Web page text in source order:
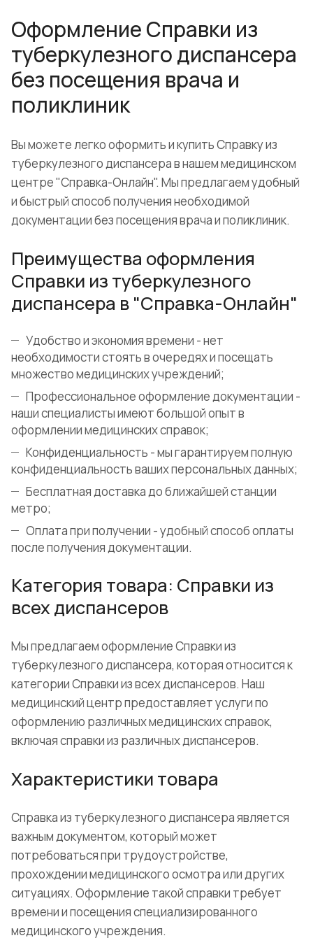
Оформление Справки из
туберкулезного диспансера
без посещения врача и
поликлиник
Вы можете легко оформить и купить Справку из
туберкулезного диспансера в нашем медицинском
центре "Справка-Онлайн". Мы предлагаем удобный
и быстрый способ получения необходимой
документации без посещения врача и поликлиник.
Преимущества оформления
Справки из туберкулезного
диспансера в "Справка-Онлайн"
Удобство и экономия времени - нет
необходимости стоять в очередях и посещать
множество медицинских учреждений;
Профессиональное оформление документации -
наши специалисты имеют большой опыт в
оформлении медицинских справок;
Конфиденциальность - мы гарантируем полную
конфиденциальность ваших персональных данных;
Бесплатная доставка до ближайшей станции
метро;
Оплата при получении - удобный способ оплаты
после получения документации.
Категория товара: Справки из
всех диспансеров
Мы предлагаем оформление Справки из
туберкулезного диспансера, которая относится к
категории Справки из всех диспансеров. Наш
медицинский центр предоставляет услуги по
оформлению различных медицинских справок,
включая справки из различных диспансеров.
Характеристики товара
Справка из туберкулезного диспансера является
важным документом, который может
потребоваться при трудоустройстве,
прохождении медицинского осмотра или других
ситуациях. Оформление такой справки требует
времени и посещения специализированного
медицинского учреждения.